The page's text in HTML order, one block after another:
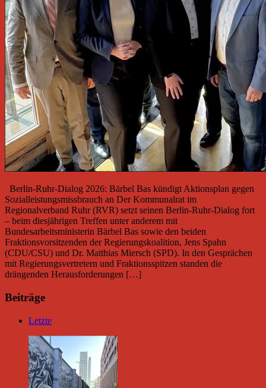
Berlin-Ruhr-Dialog 2026: Bärbel Bas kündigt Aktionsplan gegen
Sozialleistungsmissbrauch an Der Kommunalrat im
Regionalverband Ruhr (RVR) setzt seinen Berlin-Ruhr-Dialog fort
– beim diesjährigen Treffen unter anderem mit
Bundesarbeitsministerin Bärbel Bas sowie den beiden
Fraktionsvorsitzenden der Regierungskoalition, Jens Spahn
(CDU/CSU) und Dr. Matthias Miersch (SPD). In den Gesprächen
mit Regierungsvertretern und Fraktionsspitzen standen die
drängenden Herausforderungen […]
Beiträge
Letzte